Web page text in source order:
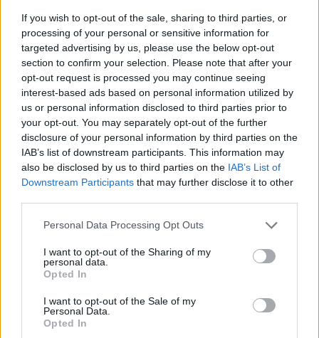
If you wish to opt-out of the sale, sharing to third parties, or
processing of your personal or sensitive information for
targeted advertising by us, please use the below opt-out
section to confirm your selection. Please note that after your
opt-out request is processed you may continue seeing
interest-based ads based on personal information utilized by
us or personal information disclosed to third parties prior to
your opt-out. You may separately opt-out of the further
disclosure of your personal information by third parties on the
IAB’s list of downstream participants. This information may
also be disclosed by us to third parties on the IAB’s List of
Downstream Participants that may further disclose it to other
Personal Data Processing Opt Outs
I want to opt-out of the Sharing of my
personal data.
Opted In
I want to opt-out of the Sale of my
Personal Data.
Opted In
Corralejo.”
“Una vez en tierra es recomendable parar en el
pequeño centro de interpretación junto a la playa
de La Calera, y recorrer su sendero circular. Para
comer, el restaurante de los descendientes de
Antonio El Farero (+34 928 87 96 53), que vivió aquí
hasta 1968.”, finaliza.
Comentarios (0)
LO MÁS LEÍDO
golpe de calor en Fuerteventura